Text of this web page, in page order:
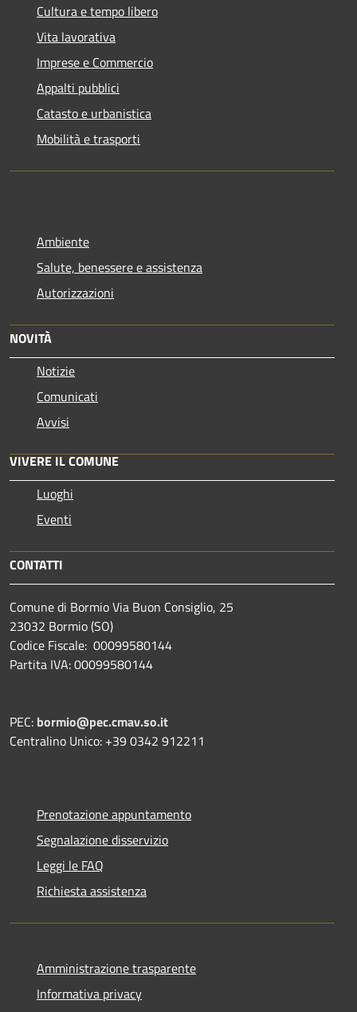
Cultura e tempo libero
Vita lavorativa
Imprese e Commercio
Appalti pubblici
Catasto e urbanistica
Mobilità e trasporti
Ambiente
Salute, benessere e assistenza
Autorizzazioni
NOVITÀ
Notizie
Comunicati
Avvisi
VIVERE IL COMUNE
Luoghi
Eventi
CONTATTI
Comune di Bormio Via Buon Consiglio, 25
23032 Bormio (SO)
Codice Fiscale: 00099580144
Partita IVA: 00099580144
PEC: bormio@pec.cmav.so.it
Centralino Unico: +39 0342 912211
Prenotazione appuntamento
Segnalazione disservizio
Leggi le FAQ
Richiesta assistenza
Amministrazione trasparente
Informativa privacy